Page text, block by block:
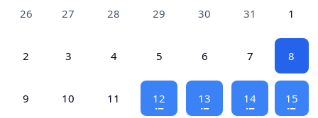
26 27 28 29 30 31 1
2 3 4 5 6 7 8
9 10 11 12 13 14 15